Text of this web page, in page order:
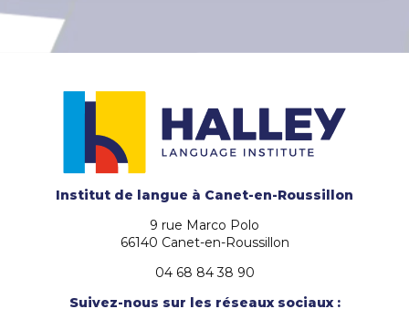
Institut de langue à Canet-en-Roussillon
9 rue Marco Polo
66140 Canet-en-Roussillon
04 68 84 38 90
Suivez-nous sur les réseaux sociaux :